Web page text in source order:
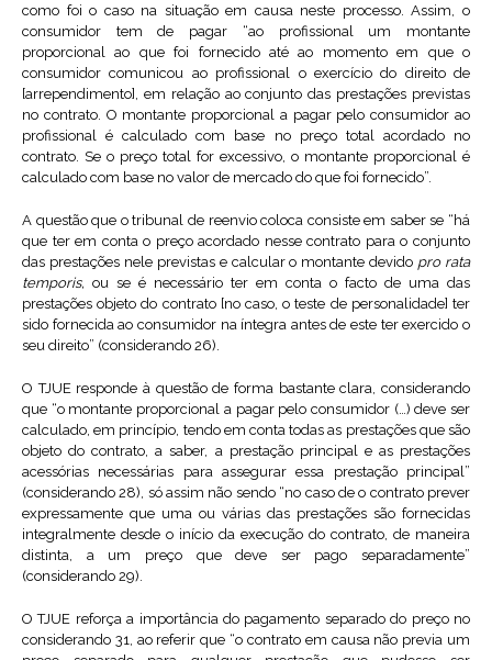
como foi o caso na situação em causa neste processo. Assim, o
consumidor tem de pagar “ao profissional um montante
proporcional ao que foi fornecido até ao momento em que o
consumidor comunicou ao profissional o exercício do direito de
[arrependimento], em relação ao conjunto das prestações previstas
no contrato. O montante proporcional a pagar pelo consumidor ao
profissional é calculado com base no preço total acordado no
contrato. Se o preço total for excessivo, o montante proporcional é
calculado com base no valor de mercado do que foi fornecido”.
A questão que o tribunal de reenvio coloca consiste em saber se “há
que ter em conta o preço acordado nesse contrato para o conjunto
das prestações nele previstas e calcular o montante devido pro rata
temporis, ou se é necessário ter em conta o facto de uma das
prestações objeto do contrato [no caso, o teste de personalidade] ter
sido fornecida ao consumidor na íntegra antes de este ter exercido o
seu direito” (considerando 26).
O TJUE responde à questão de forma bastante clara, considerando
que “o montante proporcional a pagar pelo consumidor (…) deve ser
calculado, em princípio, tendo em conta todas as prestações que são
objeto do contrato, a saber, a prestação principal e as prestações
acessórias necessárias para assegurar essa prestação principal”
(considerando 28), só assim não sendo “no caso de o contrato prever
expressamente que uma ou várias das prestações são fornecidas
integralmente desde o início da execução do contrato, de maneira
distinta, a um preço que deve ser pago separadamente”
(considerando 29).
O TJUE reforça a importância do pagamento separado do preço no
considerando 31, ao referir que “o contrato em causa não previa um